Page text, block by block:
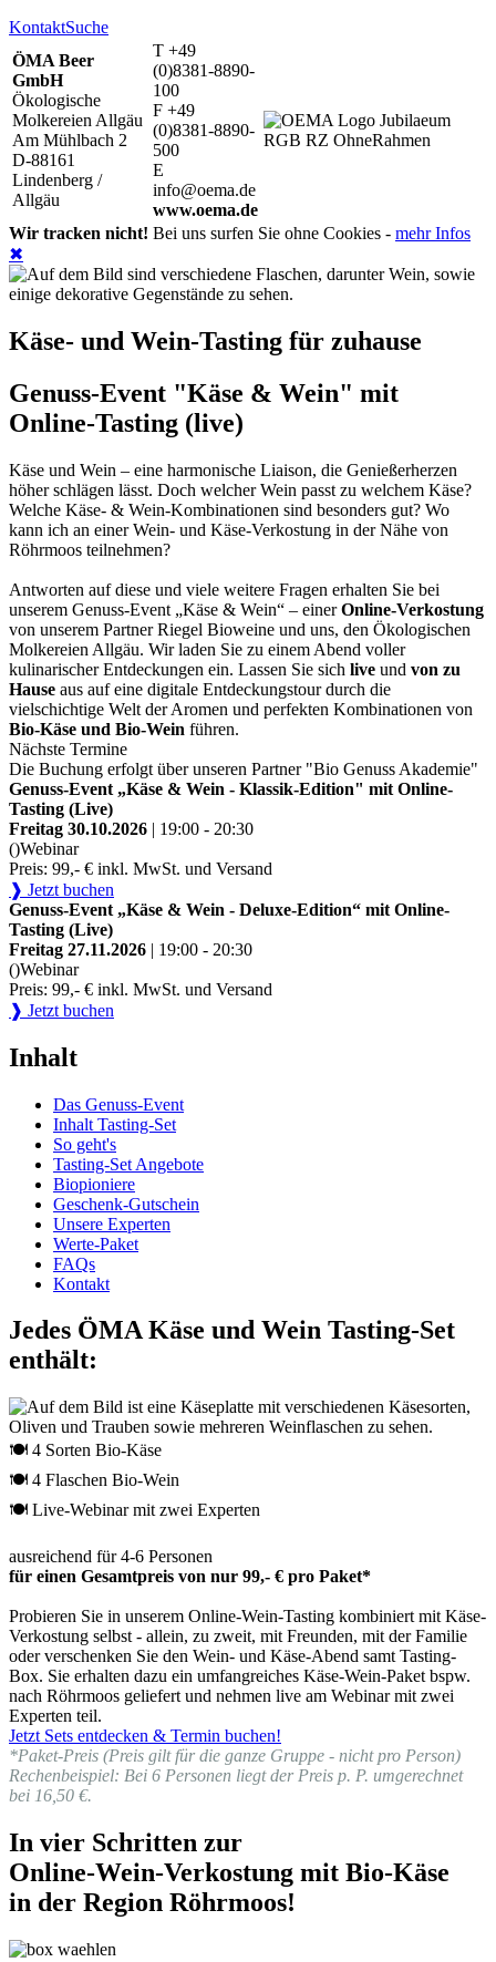
KontaktSuche
ÖMA Beer
GmbH
Ökologische
Molkereien Allgäu
Am Mühlbach 2
D-88161
Lindenberg /
Allgäu
T +49
(0)8381-8890-
100
F +49
(0)8381-8890-
500
E
info@oema.de
www.oema.de
Wir tracken nicht! Bei uns surfen Sie ohne Cookies - mehr Infos
✖
Käse- und Wein-Tasting für zuhause
Genuss-Event "Käse & Wein" mit
Online-Tasting (live)
Käse und Wein – eine harmonische Liaison, die Genießerherzen
höher schlägen lässt. Doch welcher Wein passt zu welchem Käse?
Welche Käse- & Wein-Kombinationen sind besonders gut? Wo
kann ich an einer Wein- und Käse-Verkostung in der Nähe von
Röhrmoos teilnehmen?
Antworten auf diese und viele weitere Fragen erhalten Sie bei
unserem Genuss-Event „Käse & Wein“ – einerOnline-Verkostung
von unserem Partner Riegel Bioweine und uns, den Ökologischen
Molkereien Allgäu. Wir laden Sie zu einem Abend voller
kulinarischer Entdeckungen ein. Lassen Sie sich live und von zu
Hause aus auf eine digitale Entdeckungstour durch die
vielschichtige Welt der Aromen und perfekten Kombinationen von
Bio-Käse und Bio-Wein führen.
Nächste Termine
Die Buchung erfolgt über unseren Partner "Bio Genuss Akademie"
Genuss-Event „Käse & Wein - Klassik-Edition" mit Online-
Tasting (Live)
Freitag 30.10.2026 | 19:00 - 20:30
()Webinar
Preis: 99,- € inkl. MwSt. und Versand
❱ Jetzt buchen
Genuss-Event „Käse & Wein - Deluxe-Edition“ mit Online-
Tasting (Live)
Freitag 27.11.2026 | 19:00 - 20:30
()Webinar
Preis: 99,- € inkl. MwSt. und Versand
❱ Jetzt buchen
Inhalt
Das Genuss-Event
Inhalt Tasting-Set
So geht's
Tasting-Set Angebote
Biopioniere
Geschenk-Gutschein
Unsere Experten
Werte-Paket
FAQs
Kontakt
Jedes ÖMA Käse und Wein Tasting-Set
enthält:
🍽 4 Sorten Bio-Käse
🍽 4 Flaschen Bio-Wein
🍽 Live-Webinar mit zwei Experten
ausreichend für 4-6 Personen
für einen Gesamtpreis von nur 99,- € pro Paket*
Probieren Sie in unserem Online-Wein-Tasting kombiniert mit Käse-
Verkostung selbst - allein, zu zweit, mit Freunden, mit der Familie
oder verschenken Sie den Wein- und Käse-Abend samt Tasting-
Box. Sie erhalten dazu ein umfangreiches Käse-Wein-Paket bspw.
nach Röhrmoos geliefert und nehmen live am Webinar mit zwei
Experten teil.
Jetzt Sets entdecken & Termin buchen!
*Paket-Preis (Preis gilt für die ganze Gruppe - nicht pro Person)
Rechenbeispiel: Bei 6 Personen liegt der Preis p. P. umgerechnet
bei 16,50 €.
In vier Schritten zur
Online-Wein-Verkostung mit Bio-Käse
in der Region Röhrmoos!